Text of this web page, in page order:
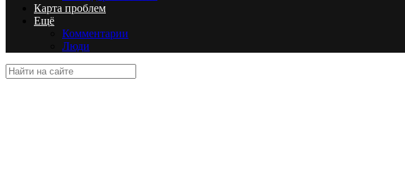
Карта проблем
Ещё
Комментарии
Люди